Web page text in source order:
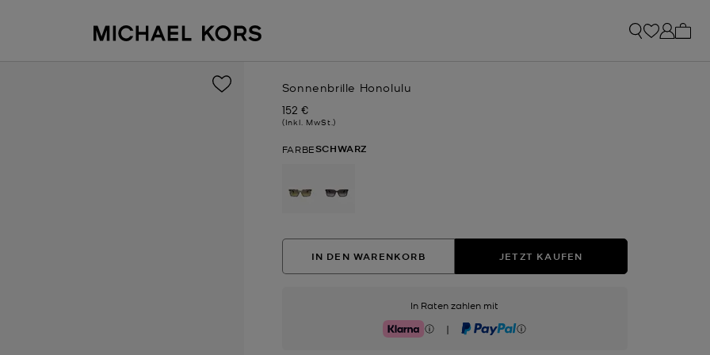
Sonnenbrille Honolulu
Jetzt
152 €
(Inkl. MwSt.)
FARBESCHWARZ
IN DEN WARENKORB JETZT KAUFEN
In Raten zahlen mit
Klarna | PayPal